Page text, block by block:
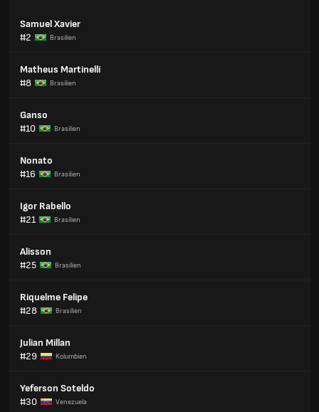
Samuel Xavier
#2
Brasilien
Matheus Martinelli
#8
Brasilien
Ganso
#10
Brasilien
Nonato
#16
Brasilien
Igor Rabello
#21
Brasilien
Alisson
#25
Brasilien
Riquelme Felipe
#28
Brasilien
Julian Millan
#29
Kolumbien
Yeferson Soteldo
#30
Venezuela